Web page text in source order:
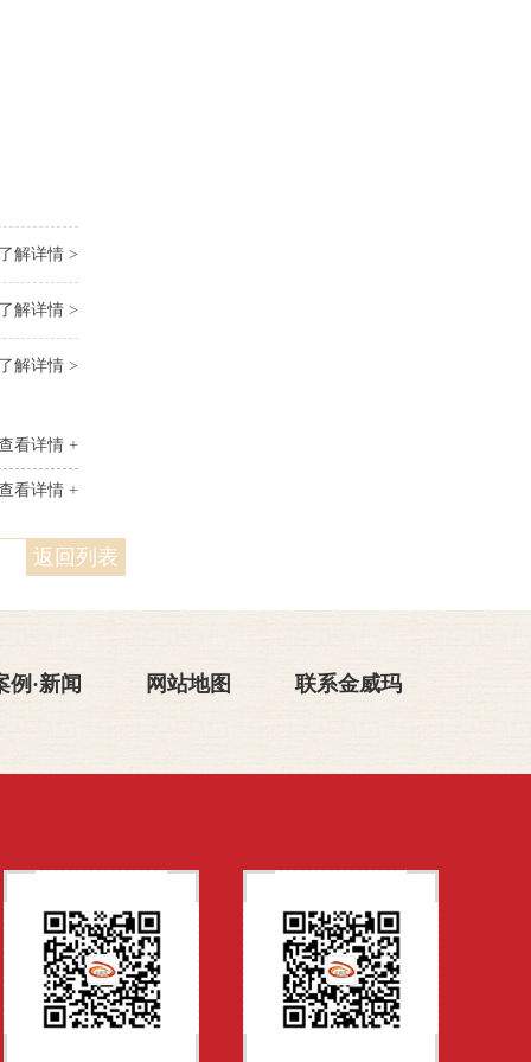
了解详情 >
了解详情 >
了解详情 >
看详情 +
看详情 +
返回列表
例·新闻 网站地图 联系金威玛